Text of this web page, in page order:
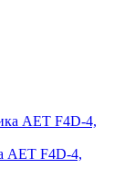
АЕТ F4D-4,